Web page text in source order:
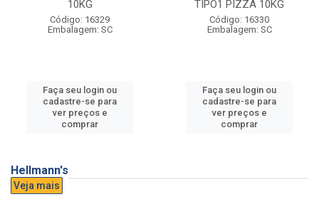
10KG
Código: 16329
Embalagem: SC
Faça seu login ou
cadastre-se para
ver preços e
comprar
TIPO1 PIZZA 10KG
Código: 16330
Embalagem: SC
Faça seu login ou
cadastre-se para
ver preços e
comprar
Hellmann's
Veja mais